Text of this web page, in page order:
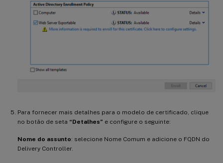
Para fornecer mais detalhes para o modelo de certificado, clique
no botão de seta “Detalhes” e configure o seguinte:
Nome do assunto: selecione Nome Comum e adicione o FQDN do
Delivery Controller.